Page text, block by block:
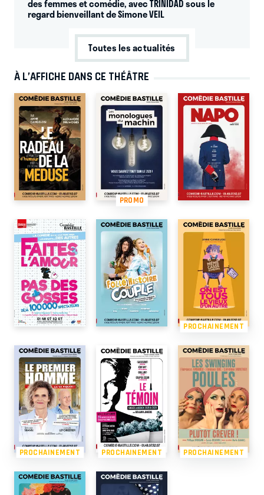
des femmes et comédie, avec TRINIDAD sous le
regard bienveillant de Simone VEIL
Toutes les actualités
À L’AFFICHE DANS CE THÉÂTRE
PROMO
PROCHAINEMENT
PROCHAINEMENT PROCHAINEMENT PROCHAINEMENT